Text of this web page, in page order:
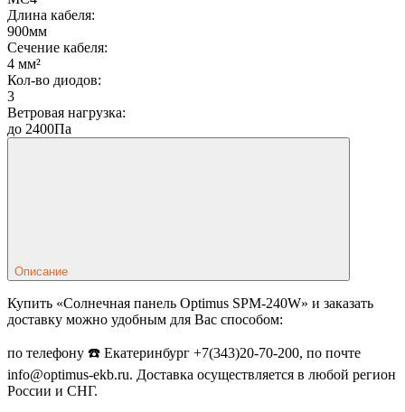
Длина кабеля:
900мм
Сечение кабеля:
4 мм²
Кол-во диодов:
3
Ветровая нагрузка:
до 2400Па
Описание
Купить «Солнечная панель Optimus SPM-240W» и заказать
доставку можно удобным для Вас способом:
по телефону ☎️ Екатеринбург +7(343)20-70-200, по почте
info@optimus-ekb.ru. Доставка осуществляется в любой регион
России и СНГ.